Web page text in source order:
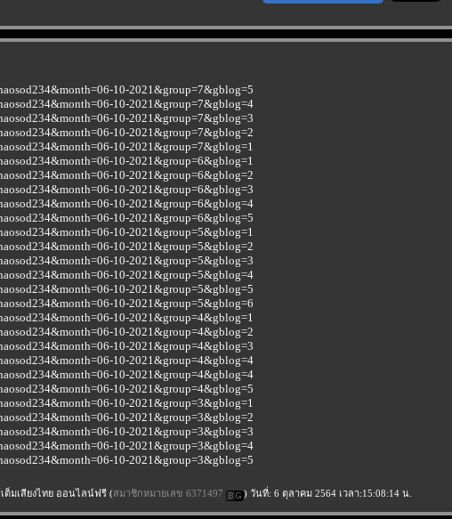
10-2021&group=7&gblog=5
10-2021&group=7&gblog=4
10-2021&group=7&gblog=3
10-2021&group=7&gblog=2
10-2021&group=7&gblog=1
10-2021&group=6&gblog=1
10-2021&group=6&gblog=2
10-2021&group=6&gblog=3
10-2021&group=6&gblog=4
10-2021&group=6&gblog=5
10-2021&group=5&gblog=1
10-2021&group=5&gblog=2
10-2021&group=5&gblog=3
10-2021&group=5&gblog=4
10-2021&group=5&gblog=5
10-2021&group=5&gblog=6
10-2021&group=4&gblog=1
10-2021&group=4&gblog=2
10-2021&group=4&gblog=3
10-2021&group=4&gblog=4
10-2021&group=4&gblog=4
10-2021&group=4&gblog=5
10-2021&group=3&gblog=1
10-2021&group=3&gblog=2
10-2021&group=3&gblog=3
10-2021&group=3&gblog=4
10-2021&group=3&gblog=5
ต็มเสียงไทย ออนไลน์ฟรี (สมาชิกหมายเลข 6371497 ) วันที่: 6 ตุลาคม 2564 เวลา:15:08:14 น.